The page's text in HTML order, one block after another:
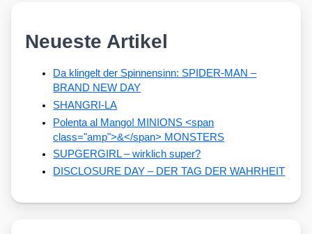
Neueste Artikel
Da klingelt der Spinnensinn: SPIDER-MAN –
BRAND NEW DAY
SHANGRI-LA
Polenta al Mango! MINIONS <span
class="amp">&</span> MONSTERS
SUPGERGIRL – wirklich super?
DISCLOSURE DAY – DER TAG DER WAHRHEIT